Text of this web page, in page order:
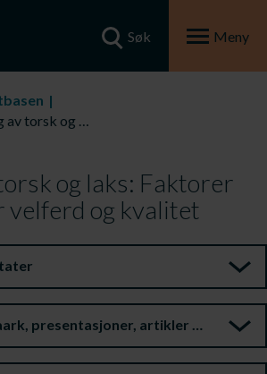
Søk Meny
900304 – Pumping av torsk og laks: Faktorer som påvirker velferd og kvalitet
og laks: Faktorer
velferd og kvalitet
presentasjoner, artikler m.m.